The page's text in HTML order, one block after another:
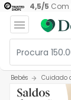
4,5/5 Com
Bebés Cuidado